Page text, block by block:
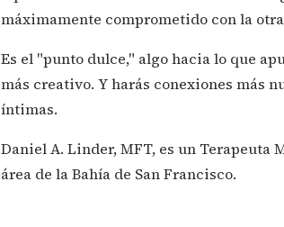
máximamente comprometido con la
Es el "punto dulce," algo hacia lo que
más creativo. Y harás conexiones más
íntimas.
Daniel A. Linder, MFT, es un
área de la Bahía de San Francisco.